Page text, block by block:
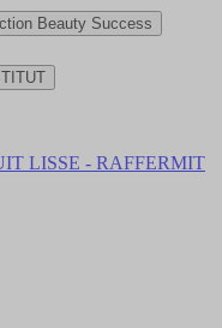
Beauty Success
LISSE - RAFFERMIT